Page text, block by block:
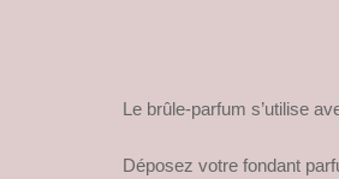
Le brûle-parfum s’utilise
Déposez votre fondant